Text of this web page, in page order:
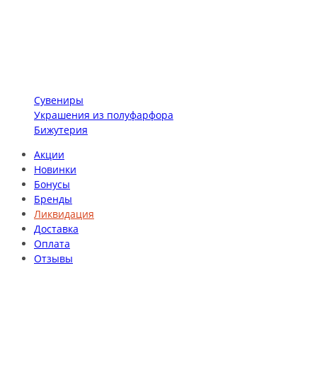
Сувениры
Украшения из полуфарфора
Бижутерия
Акции
Новинки
Бонусы
Бренды
Ликвидация
Доставка
Оплата
Отзывы